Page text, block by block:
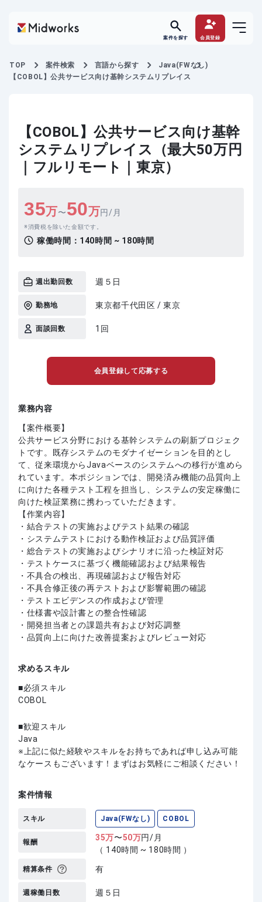
案件を探す 会員登録
TOP 案件検索 言語から探す
Java(FWなし)
【COBOL】公共サービス向け基幹システムリプレイス
【COBOL】公共サービス向け基幹
システムリプレイス（最大50万円
｜フルリモート｜東京）
35万〜50万円/月
消費税を除いた金額です。
稼働時間： 140時間 ~ 180時間
週出勤回数 週５日
勤務地 東京都千代田区 / 東京
面談回数 1回
会員登録して応募する
業務内容
【案件概要】
公共サービス分野における基幹システムの刷新プロジェク
トです。既存システムのモダナイゼーションを目的とし
て、従来環境からJavaベースのシステムへの移行が進めら
れています。本ポジションでは、開発済み機能の品質向上
に向けた各種テスト工程を担当し、システムの安定稼働に
向けた検証業務に携わっていただきます。
【作業内容】
・結合テストの実施およびテスト結果の確認
・システムテストにおける動作検証および品質評価
・総合テストの実施およびシナリオに沿った検証対応
・テストケースに基づく機能確認および結果報告
・不具合の検出、再現確認および報告対応
・不具合修正後の再テストおよび影響範囲の確認
・テストエビデンスの作成および管理
・仕様書や設計書との整合性確認
・開発担当者との課題共有および対応調整
・品質向上に向けた改善提案およびレビュー対応
求めるスキル
必須スキル
COBOL
歓迎スキル
Java
上記に似た経験やスキルをお持ちであれば申し込み可能
なケースもございます！まずはお気軽にご相談ください！
案件情報
スキル Java(FWなし) COBOL
報酬 35万〜50万円/月
（ 140時間 ~ 180時間 ）
精算条件 有
週稼働日数 週５日